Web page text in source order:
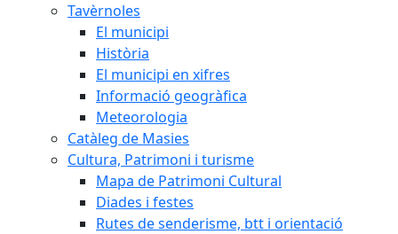
Tavèrnoles
El municipi
Història
El municipi en xifres
Informació geogràfica
Meteorologia
Catàleg de Masies
Cultura, Patrimoni i turisme
Mapa de Patrimoni Cultural
Diades i festes
Rutes de senderisme, btt i orientació